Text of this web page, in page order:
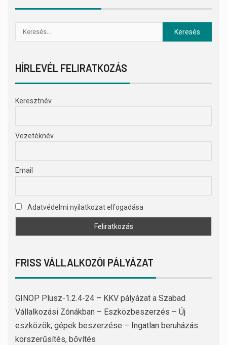
HÍRLEVÉL FELIRATKOZÁS
Keresztnév
Vezetéknév
Email
Adatvédelmi nyilatkozat elfogadása
FRISS VÁLLALKOZÓI PÁLYÁZAT
GINOP Plusz-1.2.4-24 – KKV pályázat a Szabad
Vállalkozási Zónákban – Eszközbeszerzés – Új
eszközök, gépek beszerzése – Ingatlan beruházás:
korszerűsítés, bővítés